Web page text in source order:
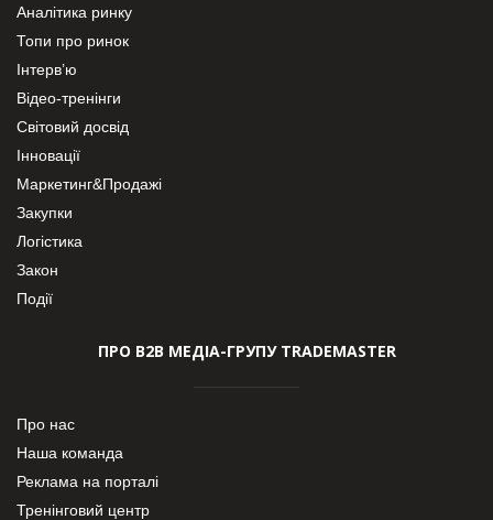
Аналітика ринку
Топи про ринок
Інтерв’ю
Відео-тренінги
Світовий досвід
Інновації
Маркетинг&Продажі
Закупки
Логістика
Закон
Події
ПРО В2В МЕДІА-ГРУПУ TRADEMASTER
Про нас
Наша команда
Реклама на порталі
Тренінговий центр